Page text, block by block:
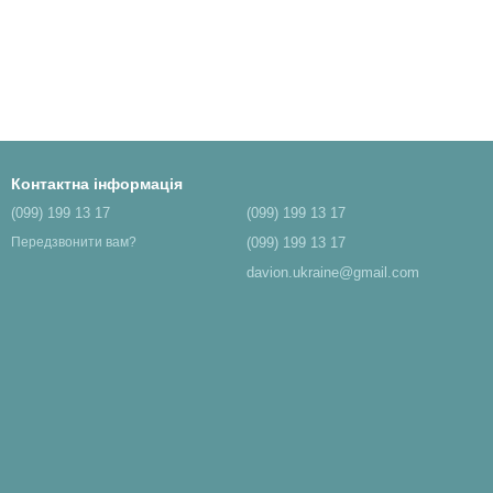
Контактна інформація
(099) 199 13 17
Передзвонити вам?
(099) 199 13 17
(099) 199 13 17
davion.ukraine@gmail.com